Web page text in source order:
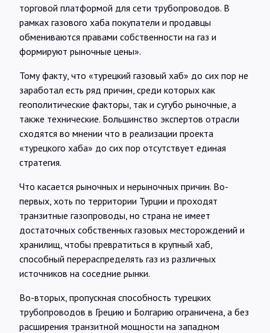
торговой платформой для сети трубопроводов. В
рамках газового хаба покупатели и продавцы
обмениваются правами собственности на газ и
формируют рыночные цены».
Тому факту, что «турецкий газовый хаб» до сих пор не
заработал есть ряд причин, среди которых как
геополитические факторы, так и сугубо рыночные, а
также технические. Большинство экспертов отрасли
сходятся во мнении что в реализации проекта
«турецкого хаба» до сих пор отсутствует единая
стратегия.
Что касается рыночных и нерыночных причин. Во-
первых, хоть по территории Турции и проходят
транзитные газопроводы, но страна не имеет
достаточных собственных газовых месторождений и
хранилищ, чтобы превратиться в крупный хаб,
способный перераспределять газ из различных
источников на соседние рынки.
Во-вторых, пропускная способность турецких
трубопроводов в Грецию и Болгарию ограничена, а без
расширения транзитной мощности на западном